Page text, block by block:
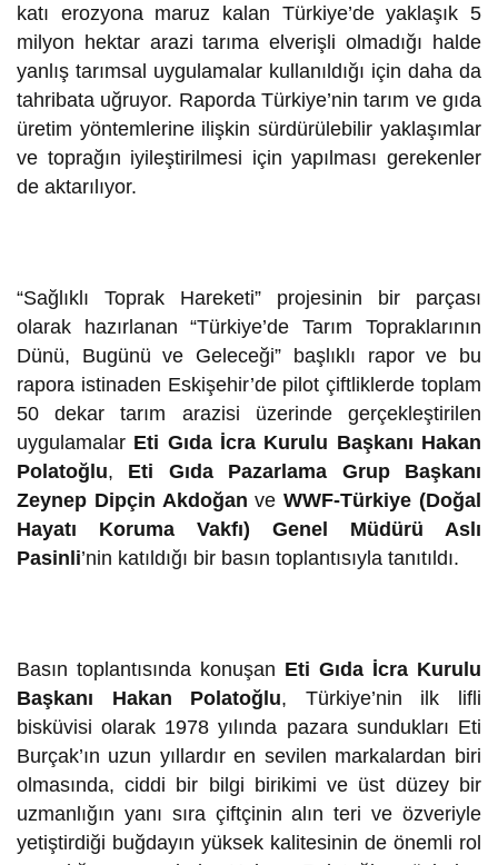
katı erozyona maruz kalan Türkiye’de yaklaşık 5
milyon hektar arazi tarıma elverişli olmadığı halde
yanlış tarımsal uygulamalar kullanıldığı için daha da
tahribata uğruyor. Raporda Türkiye’nin tarım ve gıda
üretim yöntemlerine ilişkin sürdürülebilir yaklaşımlar
ve toprağın iyileştirilmesi için yapılması gerekenler
de aktarılıyor.
“Sağlıklı Toprak Hareketi”
projesinin bir parçası
olarak hazırlanan “Türkiye’de Tarım Topraklarının
Dünü, Bugünü ve Geleceği” başlıklı rapor ve bu
rapora istinaden Eskişehir’de pilot çiftliklerde toplam
50 dekar tarım arazisi üzerinde gerçekleştirilen
uygulamalar Eti Gıda İcra Kurulu Başkanı Hakan
Polatoğlu, Eti Gıda Pazarlama Grup Başkanı
Zeynep Dipçin Akdoğan veWWF-Türkiye (Doğal
Hayatı Koruma Vakfı) Genel Müdürü Aslı
Pasinli’nin katıldığı bir basın toplantısıyla tanıtıldı.
Basın toplantısında konuşan Eti Gıda İcra Kurulu
Başkanı Hakan Polatoğlu, Türkiye’nin ilk lifli
bisküvisi olarak 1978 yılında pazara sundukları Eti
Burçak’ın uzun yıllardır en sevilen markalardan biri
olmasında, ciddi bir bilgi birikimi ve üst düzey bir
uzmanlığın yanı sıra çiftçinin alın teri ve özveriyle
yetiştirdiği buğdayın yüksek kalitesinin de önemli rol